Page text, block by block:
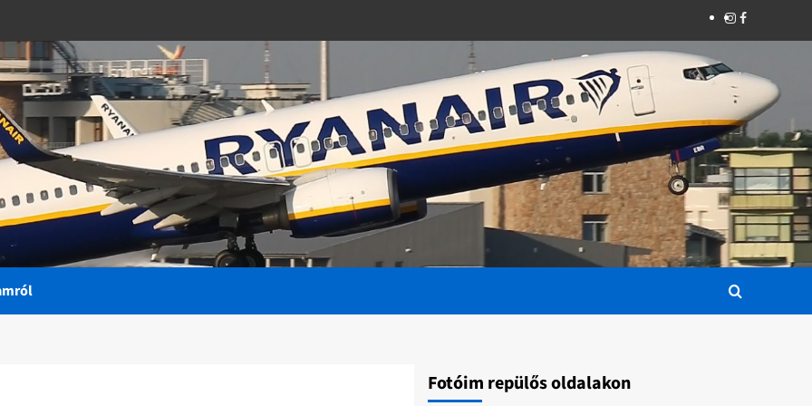
Instagram
Facebook
Fotóim repülős oldalakon